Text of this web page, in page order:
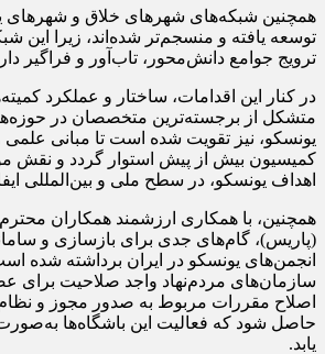
همچنین شبکه‌های شهرهای خلاق و شهرهای
توسعه یافته و منسجم‌تر شده‌اند، زیرا این
ترویج جوامع دانش‌محور، تاب‌آور و فراگیر
در کنار این اقدامات، ساختار و عملکرد
متشکل از برجسته‌ترین متخصصان در
یونسکو، نیز تقویت شده است تا مبانی
کمیسیون بیش از پیش استوار گردد و نقش
اهداف یونسکو، در سطح ملی و بین‌المللی
همچنین، با همکاری ارزشمند همکاران
(پاریس)، گام‌های جدی برای بازسازی و
انجمن‌های یونسکو در ایران برداشته شده
سازمان‌های مردم‌نهاد واجد صلاحیت برای
اصلاح مقررات مربوط به صدور مجوز و
حاصل شود که فعالیت این باشگاه‌ها
یابد.